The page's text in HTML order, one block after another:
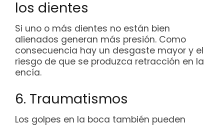
los dientes
Si uno o más dientes no están bien
alienados generan más presión. Como
consecuencia hay un desgaste mayor y el
riesgo de que se produzca retracción en la
encía.
6. Traumatismos
Los golpes en la boca también pueden